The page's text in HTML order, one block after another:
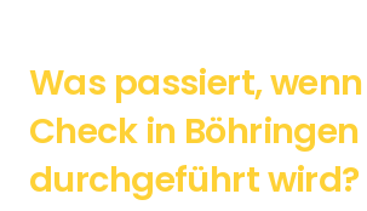
Was passiert,
Check in
durchgeführt wird?